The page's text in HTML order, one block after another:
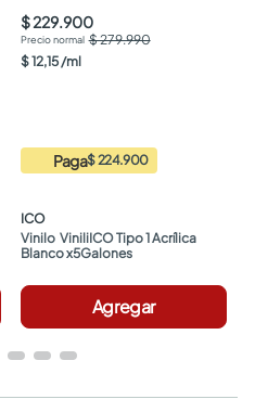
$ 229.900
$ 279.990
$12,15 /ml
Paga$ 224.900
ICO
Vinilo  ViniliICO Tipo 1 Acrílica
Blanco x5Galones
Agregar